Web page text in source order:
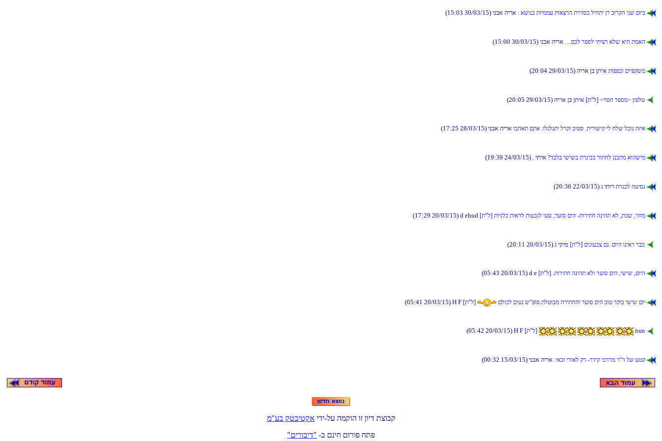
(15:03 30/03/15) ינבא הירא : אשונב תויממע תואצרה תרדסב ליחתי ןר בורקה ינש םויב
(15:00 30/03/15) ינבא הירא ....םכל רפסל יתיצר אלש איה תמאה
(20:04 29/03/15) הירא ןב ןתיא תופפכו םייפקשמ
(20:05 29/03/15) הירא ןב ןתיא [ת"ל] <יוסח רפסמ> ןופלט
(17:25 28/03/15) ינבא הירא ובהאת םתא .ולגלגתי לרקו ביטס .תירושיק יל חלש לכונ הזיא
(19:39 24/03/15) . יתיא ?דבלב ישישב תרניכב רותחל ןנכתמ אוהשימ
(20:36 22/03/15) ג יתור תרנכל העיסנ
(17:29 20/03/15) d ehud [ת"ל] תוינלכ תוארל תועבגל ועס ,רעוס םיה -תוריתח הניהת אל ,תבש ,רחמ
(20:11 20/03/15) ג יקימ [ת"ל] םינועבצ םג .םויה וניאר רבכ
(05:43 20/03/15) d e [ת"ל] .תוריתח הניהת אלו רעוס םיה ,ישיש ,םויה
(05:41 20/03/15) H F [ת"ל] םלוכל םיענ ש"פוס.תלטובמ הריתחהו רעוס םיה בוט רקוב ישיש םוי
(05:42 20/03/15) H F [ת"ל] isun
(00:32 15/03/15) ינבא הירא .יאכז ירואל קר -רדיק יכדרמ ר"ד לש עטק
מ"עב קטביטקא ידי-לע המקוה וז ןויד תצובק
"םירוביד" -ב םניח םורופ חתפ